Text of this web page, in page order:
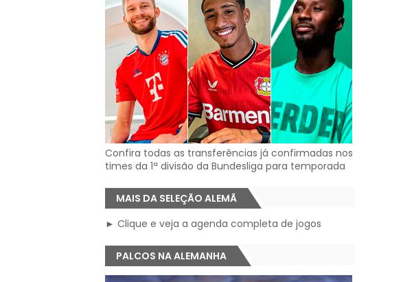
Confira todas as transferências já confirmadas nos
times da 1ª divisão da Bundesliga para temporada
MAIS DA SELEÇÃO ALEMÃ
► Clique e veja a agenda completa de jogos
PALCOS NA ALEMANHA